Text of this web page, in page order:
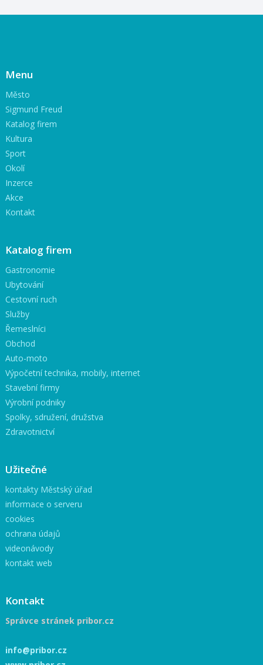
Menu
Město
Sigmund Freud
Katalog firem
Kultura
Sport
Okolí
Inzerce
Akce
Kontakt
Katalog firem
Gastronomie
Ubytování
Cestovní ruch
Služby
Řemeslníci
Obchod
Auto-moto
Výpočetní technika, mobily, internet
Stavební firmy
Výrobní podniky
Spolky, sdružení, družstva
Zdravotnictví
Užitečné
kontakty Městský úřad
informace o serveru
cookies
ochrana údajů
videonávody
kontakt web
Kontakt
Správce stránek pribor.cz
info@pribor.cz